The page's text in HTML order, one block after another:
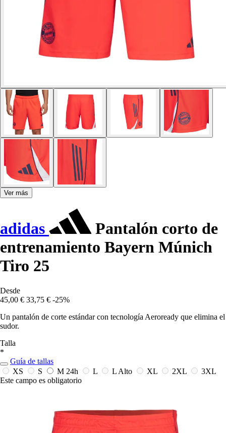
Ver más
adidas
Pantalón corto de
entrenamiento Bayern Múnich
Tiro 25
Desde
45,00 € 33,75 € -25%
Un pantalón de corte estándar con tecnología Aeroready que elimina el
sudor.
Talla
*
Guía de tallas
XS
S M 24h L L Alto XL 2XL
3XL
Este campo es obligatorio